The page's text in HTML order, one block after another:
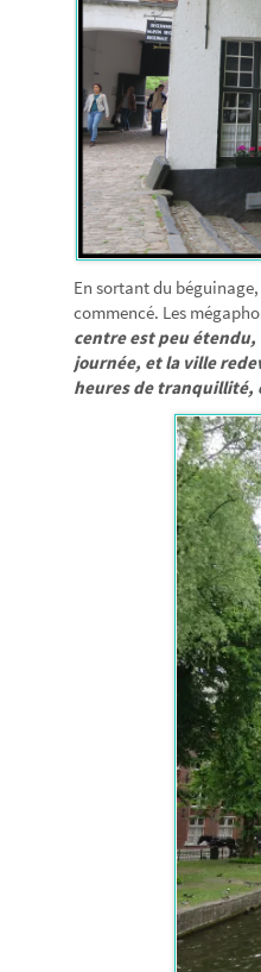
En sortant du
commencé. Les
centre est peu
journée, et la ville
heures de tranquillité,